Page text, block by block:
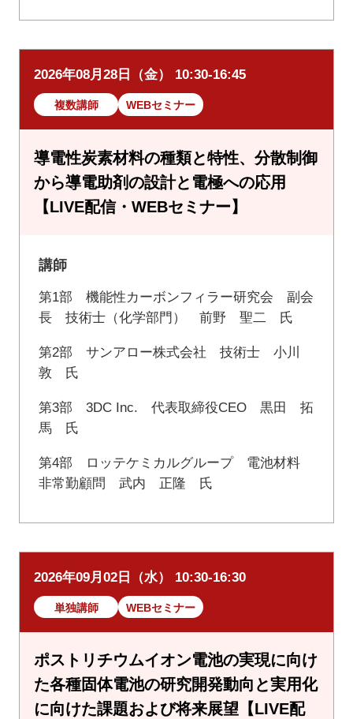
2026年08月28日（金） 10:30-16:45
複数講師 WEBセミナー
導電性炭素材料の種類と特性、分散制御
から導電助剤の設計と電極への応用
【LIVE配信・WEBセミナー】
講師
第1部 機能性カーボンフィラー研究会 副会
長 技術士（化学部門） 前野 聖二 氏
第2部 サンアロー株式会社 技術士 小川
敦 氏
第3部 3DC Inc. 代表取締役CEO 黒田 拓
馬 氏
第4部 ロッテケミカルグループ 電池材料
非常勤顧問 武内 正隆 氏
2026年09月02日（水） 10:30-16:30
単独講師 WEBセミナー
ポストリチウムイオン電池の実現に向け
た各種固体電池の研究開発動向と実用化
に向けた課題および将来展望【LIVE配